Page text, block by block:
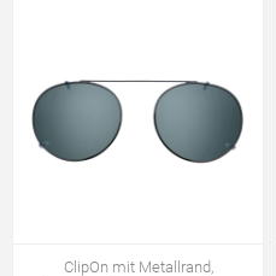
ClipOn mit Metallrand,